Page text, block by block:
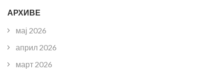
АРХИВЕ
мај 2026
април 2026
март 2026